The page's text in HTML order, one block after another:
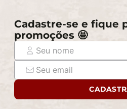
Cadastre-se e fique
promoções 🤩